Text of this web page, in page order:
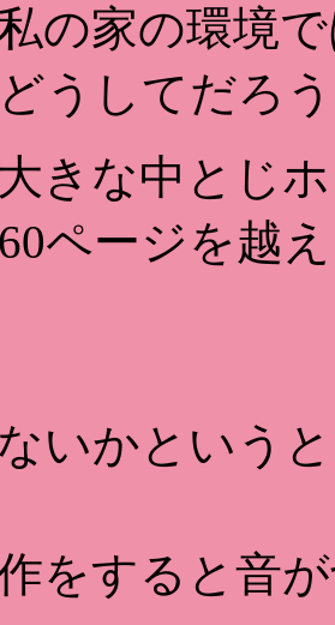
の家の環境で
うしてだろ
きな中とじ
ページを越
いかという
をすると音